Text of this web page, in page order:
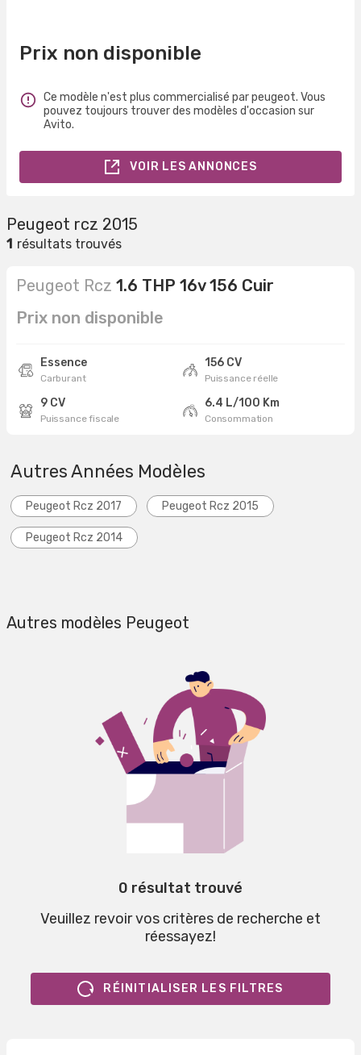
Prix non disponible
Ce modèle n'est plus commercialisé par peugeot. Vous
pouvez toujours trouver des modèles d'occasion sur
Avito.
VOIR LES ANNONCES
Peugeot rcz 2015
1 résultats trouvés
Peugeot Rcz 1.6 THP 16v 156 Cuir
Prix non disponible
Essence
Carburant
156 CV
Puissance réelle
9 CV
Puissance fiscale
6.4 L/100 Km
Consommation
Autres Années Modèles
Peugeot Rcz 2017 Peugeot Rcz 2015
Peugeot Rcz 2014
Autres modèles Peugeot
0 résultat trouvé
Veuillez revoir vos critères de recherche et
réessayez!
RÉINITIALISER LES FILTRES